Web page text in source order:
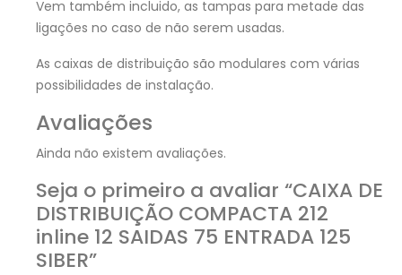
Vem também incluido, as tampas para metade das
ligações no caso de não serem usadas.
As caixas de distribuição são modulares com várias
possibilidades de instalação.
Avaliações
Ainda não existem avaliações.
Seja o primeiro a avaliar “CAIXA DE
DISTRIBUIÇÃO COMPACTA 212
inline 12 SAIDAS 75 ENTRADA 125
SIBER”